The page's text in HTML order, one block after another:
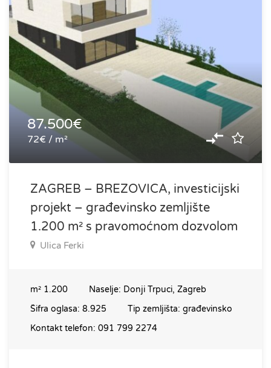
87.500€
72€ / m²
ZAGREB – BREZOVICA, investicijski
projekt – građevinsko zemljište
1.200 m² s pravomoćnom dozvolom
Ulica Ferki
m² 1.200 Naselje: Donji Trpuci, Zagreb
Šifra oglasa: 8.925 Tip zemljišta: građevinsko
Kontakt telefon: 091 799 2274